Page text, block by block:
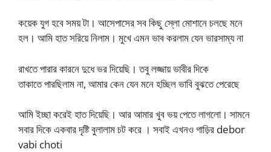
কয়েক যুগ হবে সময় টা। আসেপাসের সব কিছু স্লো মোশানে চলছে মনে
হল। আমি হাত সরিয়ে নিলাম। মুখে এমন ভাব করলাম যেন ভারসাম্য না
রাখতে পারার কারনে দুধে ভর দিয়েছি। তবু লজ্জায় ভাবীর দিকে
তাকাতে পারছিলাম না, আমার কেন যেন মনে হচ্ছিল ভাবি বুঝতে পেরেছে
আমি ইচ্ছা করেই হাত দিয়েছি। আর আমার খুব ভয় পেতে লাগলো। সামনে
সবার দিকে একবার দৃষ্টি বুলালাম চট করে । সবাই এখনও গাড়ির debor
vabi choti